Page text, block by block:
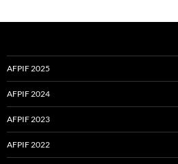
AFPIF 2025
AFPIF 2024
AFPIF 2023
AFPIF 2022